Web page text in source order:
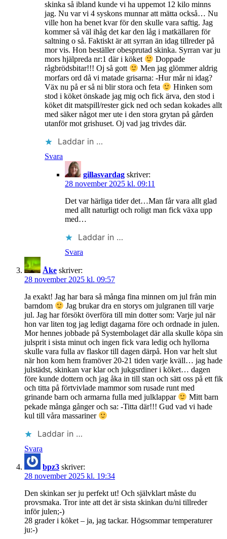
skinka så ibland kunde vi ha uppemot 12 kilo minns
jag. Nu var vi 4 syskons munnar att mätta också… Nu
ville hon ha benet kvar för den skulle vara saftig. Jag
kommer så väl ihåg det kar den låg i matkällaren för
saltning o så. Faktiskt är att syrran än idag tillreder på
mor vis. Hon beställer obesprutad skinka. Syrran var ju
mors hjälpreda nr:1 där i köket
Doppade
rågbrödsbitar!!! Oj så gott
Men jag glömmer aldrig
morfars ord då vi matade grisarna: -Hur mår ni idag?
Väx nu på er så ni blir stora och feta
Hinken som
stod i köket önskade jag mig och fick ärva, den stod i
köket dit matspill/rester gick ned och sedan kokades allt
med säker något mer ute i den stora grytan på gården
utanför mot grishuset. Oj vad jag trivdes där.
Laddar in …
Svara
gillasvardag skriver:
28 november 2025 kl. 09:11
Det var härliga tider det…Man får vara allt glad
med allt naturligt och roligt man fick växa upp
med…
Laddar in …
Svara
Åke skriver:
28 november 2025 kl. 09:57
Ja exakt! Jag har bara så många fina minnen om jul från min
barndom
Jag brukar dra en storys om julgranen till varje
jul. Jag har försökt överföra till min dotter som: Varje jul när
hon var liten tog jag ledigt dagarna före och ordnade in julen.
Mor hennes jobbade på Systembolaget där alla skulle köpa sin
julsprit i sista minut och ingen fick vara ledig och hyllorna
skulle vara fulla av flaskor till dagen därpå. Hon var helt slut
när hon kom hem framöver 20-21 tiden varje kväll… jag hade
julstädst, skinkan var klar och jukgsrdiner i köket… dagen
före kunde dottern och jag åka in till stan och sätt oss på ett fik
och titta på förtvivlade mammor som rusade runt med
grinande barn och armarna fulla med julklappar
Mitt barn
pekade många gånger och sa: -Titta där!!! Gud vad vi hade
kul till våra massariner
Laddar in …
Svara
bpz3 skriver:
28 november 2025 kl. 19:34
Den skinkan ser ju perfekt ut! Och självklart måste du
provsmaka. Tror inte att det är sista skinkan du/ni tillreder
inför julen;-)
28 grader i köket – ja, jag tackar. Högsommar temperaturer
ju:-)